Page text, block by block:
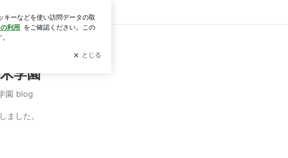
山 総合学習塾 桜木学園
ログイン
学園
園 blog
ました。